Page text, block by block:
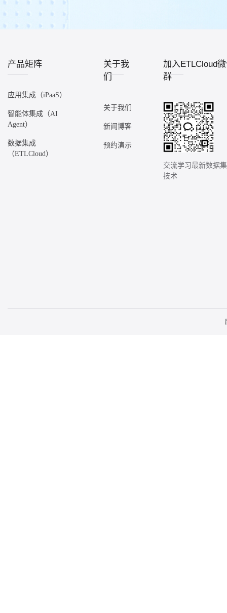
产品矩阵
应用集成（iPaaS）
智能体集成（AI
Agent）
数据集成
（ETLCloud）
关于我
们
关于我们
新闻博客
预约演示
加入ETLCloud
群
交流学习最新数据
技术